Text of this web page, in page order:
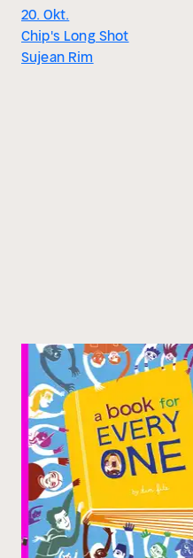
20. Okt.
Chip's Long Shot
Sujean Rim